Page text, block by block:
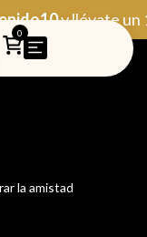
y llévate un
0
la amistad